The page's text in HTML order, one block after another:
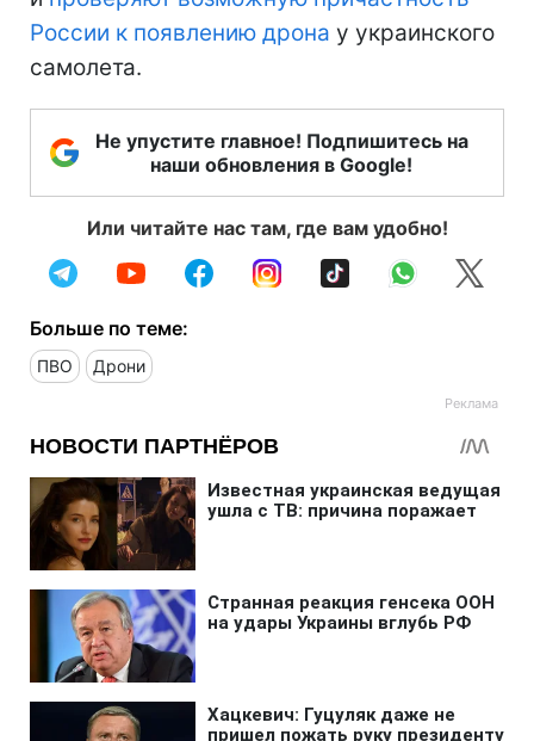
России к появлению дрона у украинского
самолета.
Не упустите главное! Подпишитесь на
наши обновления в Google!
Или читайте нас там, где вам удобно!
Больше по теме:
ПВО Дрони